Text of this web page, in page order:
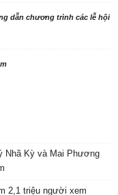
dẫn chương trình các lễ hội
Nhã Kỳ và Mai Phương
2,1 triệu người xem